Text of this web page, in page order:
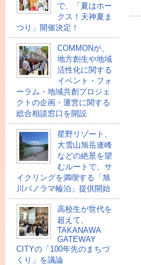
で、「夏はホー
クス！天神夏ま
つり」開催決定！
COMMONが、
地方創生や地域
活性化に関する
イベント・フォ
ーラム・地域共創プロジェ
クトの企画・運営に関する
総合相談窓口を開設
星野リゾート、
大雪山旭岳連峰
などの絶景を望
むルートで、サ
イクリングを満喫する「旭
川パノラマ輪泊」提供開始
高校⽣が世代を
超えて、
TAKANAWA
GATEWAY
CITYの「100年先のまちづ
くり」を議論